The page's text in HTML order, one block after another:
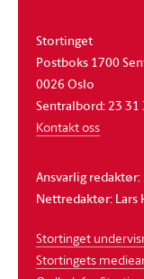
Stortinget
Postboks 1700
0026 Oslo
Sentralbord: 23 31
Kontakt oss
Ansvarlig
Nettredaktør: Lars
Stortinget
Stortingets